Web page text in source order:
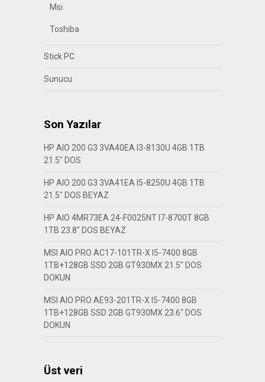
Msi
Toshiba
Stick PC
Sunucu
Son Yazılar
HP AIO 200 G3 3VA40EA I3-8130U 4GB 1TB
21.5″ DOS
HP AIO 200 G3 3VA41EA I5-8250U 4GB 1TB
21.5″ DOS BEYAZ
HP AIO 4MR73EA 24-F0025NT I7-8700T 8GB
1TB 23.8″ DOS BEYAZ
MSI AIO PRO AC17-101TR-X I5-7400 8GB
1TB+128GB SSD 2GB GT930MX 21.5″ DOS
DOKUN
MSI AIO PRO AE93-201TR-X I5-7400 8GB
1TB+128GB SSD 2GB GT930MX 23.6″ DOS
DOKUN
Üst veri